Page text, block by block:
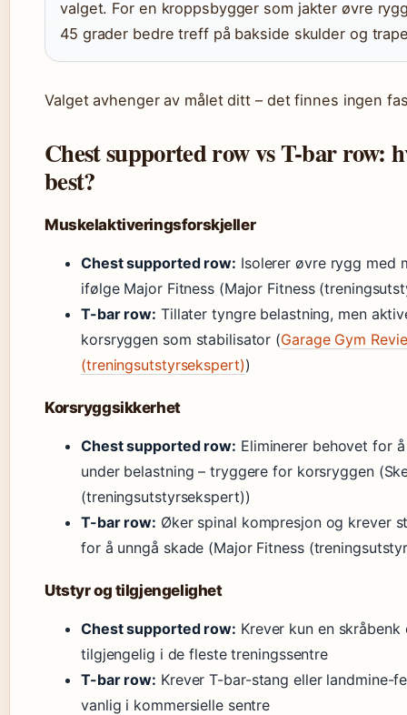
valget. For en kroppsbygger som jakter øvre
45 grader bedre treff på bakside skulder og
Valget avhenger av målet ditt – det finnes ingen
Chest supported row vs T-bar row:
best?
Muskelaktiveringsforskjeller
Chest supported row: Isolerer øvre rygg med
ifølge Major Fitness (Major Fitness
T-bar row: Tillater tyngre belastning, men
korsryggen som stabilisator (Garage Gym
(treningsutstyrsekspert))
Korsryggsikkerhet
Chest supported row: Eliminerer behovet for
under belastning – tryggere for korsryggen
(treningsutstyrsekspert))
T-bar row: Øker spinal kompresjon og krever
for å unngå skade (Major Fitness
Utstyr og tilgjengelighet
Chest supported row: Krever kun en skråbenk
tilgjengelig i de fleste treningssentre
T-bar row: Krever T-bar-stang eller landmine-
vanlig i kommersielle sentre